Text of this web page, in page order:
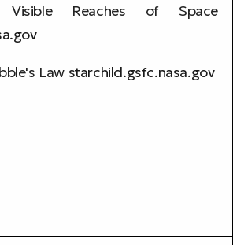
Visible Reaches of Space
Law starchild.gsfc.nasa.gov